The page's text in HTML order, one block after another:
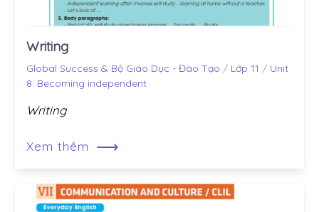
Writing
Global Success & Bộ Giáo Dục - Đào Tạo / Lớp 11 / Unit
8: Becoming independent
Writing
Xem thêm ⟶